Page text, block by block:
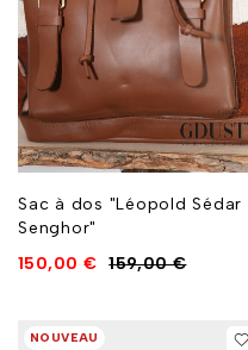
Sac à dos "Léopold Sédar
Senghor"
159,00€
150,00 €
NOUVEAU